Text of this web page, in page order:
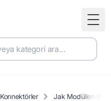
Konnektörler Jak Modülleri